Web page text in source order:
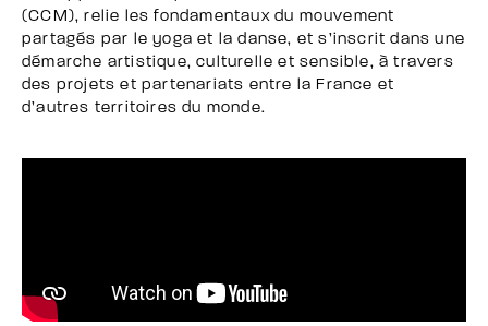
(CCM), relie les fondamentaux du mouvement
partagés par le yoga et la danse, et s’inscrit dans une
démarche artistique, culturelle et sensible, à travers
des projets et partenariats entre la France et
d’autres territoires du monde.